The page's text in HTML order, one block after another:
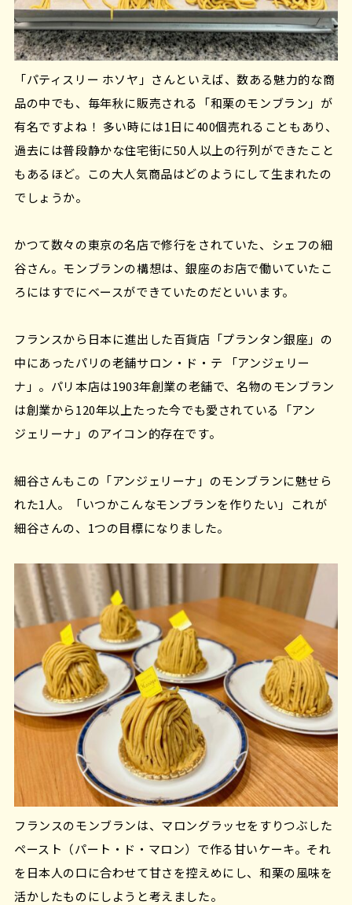
「パティスリー ホソヤ」さんといえば、数ある魅力的な商
品の中でも、毎年秋に販売される「和栗のモンブラン」が
有名ですよね！ 多い時には1日に400個売れることもあり、
過去には普段静かな住宅街に50人以上の行列ができたこと
もあるほど。この大人気商品はどのようにして生まれたの
でしょうか。
かつて数々の東京の名店で修行をされていた、シェフの細
谷さん。モンブランの構想は、銀座のお店で働いていたこ
ろにはすでにベースができていたのだといいます。
フランスから日本に進出した百貨店「プランタン銀座」の
中にあったパリの老舗サロン・ド・テ 「アンジェリー
ナ」。パリ本店は1903年創業の老舗で、名物のモンブラン
は創業から120年以上たった今でも愛されている「アン
ジェリーナ」のアイコン的存在です。
細谷さんもこの「アンジェリーナ」のモンブランに魅せら
れた1人。「いつかこんなモンブランを作りたい」これが
細谷さんの、1つの目標になりました。
フランスのモンブランは、マロングラッセをすりつぶした
ペースト（パート・ド・マロン）で作る甘いケーキ。それ
を日本人の口に合わせて甘さを控えめにし、和栗の風味を
活かしたものにしようと考えました。